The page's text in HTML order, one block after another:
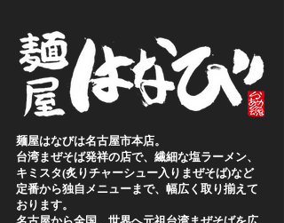
麺屋はなびは名古屋市本店。
台湾まぜそば発祥の店で、繊細な塩ラーメン、
キミスタ(炙りチャーシュー入りまぜそば)など
定番から独自メニューまで、幅広く取り揃えて
おります。